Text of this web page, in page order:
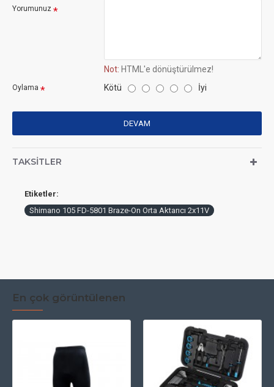
Yorumunuz
Not: HTML'e dönüştürülmez!
Oylama Kötü İyi
DEVAM
TAKSITLER
Etiketler:
Shimano 105 FD-5801 Braze-On Orta Aktarıcı 2x11V
En çok görüntülenen